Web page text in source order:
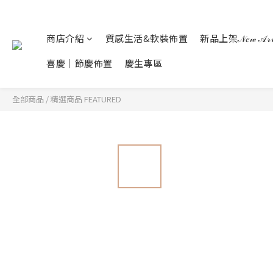
商店介紹 質感生活&軟裝佈置
新品上架𝒩𝑒𝓌
喜慶｜節慶佈置
慶生專區
全部商品 /精選商品 FEATURED